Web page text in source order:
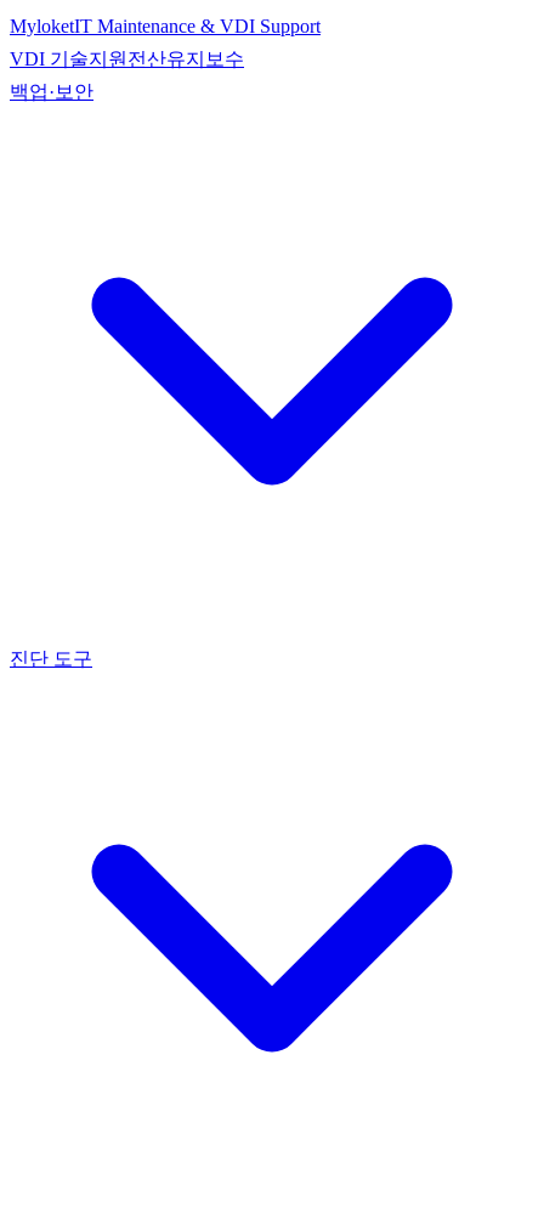
MyloketIT Maintenance & VDI Support
VDI 기술지원 전산유지보수
백업·보안
진단 도구